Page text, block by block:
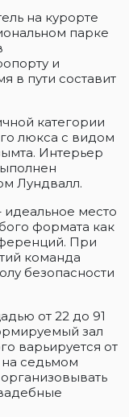
на курорте
парке
и
в пути составит
категории
люкса с видом
Интерьер
Лундвалл.
идеальное место
формата как
При
команда
безопасности
от 22 до 91
зал
варьируется от
на седьмом